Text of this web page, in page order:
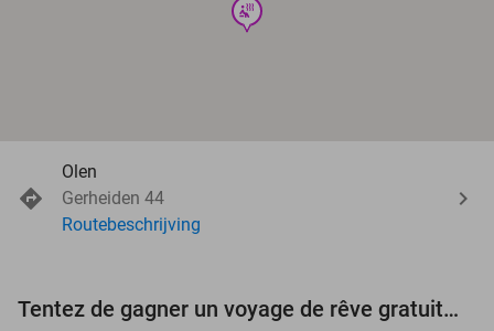
wellness
Olen
Gerheiden 44
Routebeschrijving
Tentez de gagner un voyage de rêve gratuit d'une valeur de 3.000 € !